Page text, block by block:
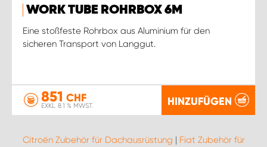
WORK TUBE ROHRBOX 6M
Eine stoßfeste Rohrbox aus Aluminium für den
sicheren Transport von Langgut.
851 CHF
EXKL. 8.1 % MWST. HINZUFÜGEN
Citroën Zubehör für Dachausrüstung | Fiat Zubehör für